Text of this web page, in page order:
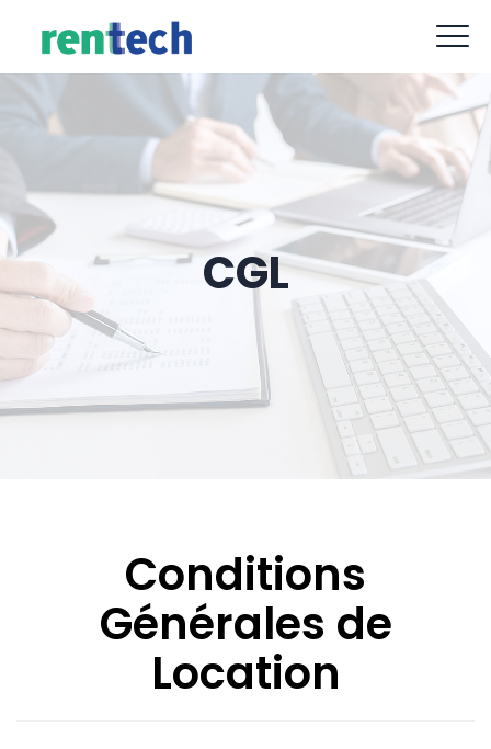
contact@rent-tech.fr 09 88 77 62 52
CGL
Conditions
Générales de
Location